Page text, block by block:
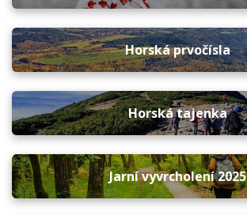
Horská prvočísla
Horská tajenka
Jarní vyvrcholení 2025